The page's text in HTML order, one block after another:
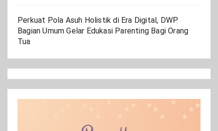
Perkuat Pola Asuh Holistik di Era Digital, DWP
Bagian Umum Gelar Edukasi Parenting Bagi Orang
Tua